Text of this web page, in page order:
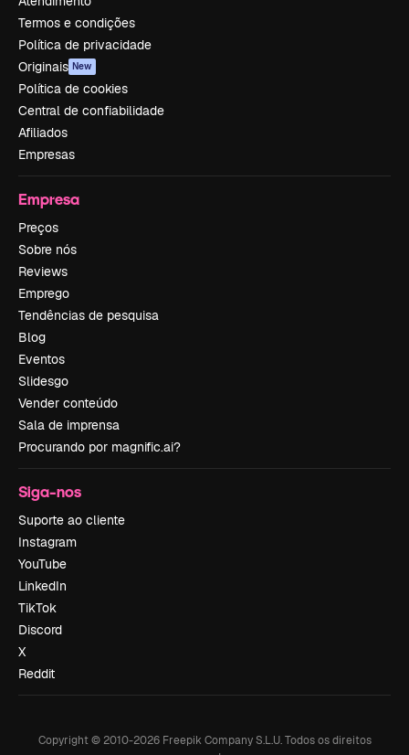
Termos e condições
Política de privacidade
Originais New
Política de cookies
Central de confiabilidade
Afiliados
Empresas
Empresa
Preços
Sobre nós
Reviews
Emprego
Tendências de pesquisa
Blog
Eventos
Slidesgo
Vender conteúdo
Sala de imprensa
Procurando por magnific.ai?
Siga-nos
Suporte ao cliente
Instagram
YouTube
LinkedIn
TikTok
Discord
X
Reddit
Copyright © 2010-2026Freepik Company S.L.U. Todos os direitos